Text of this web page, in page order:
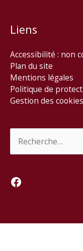
Liens
Accessibilité : non
Plan du site
Mentions légales
Politique de
Gestion des cookies
Facebook